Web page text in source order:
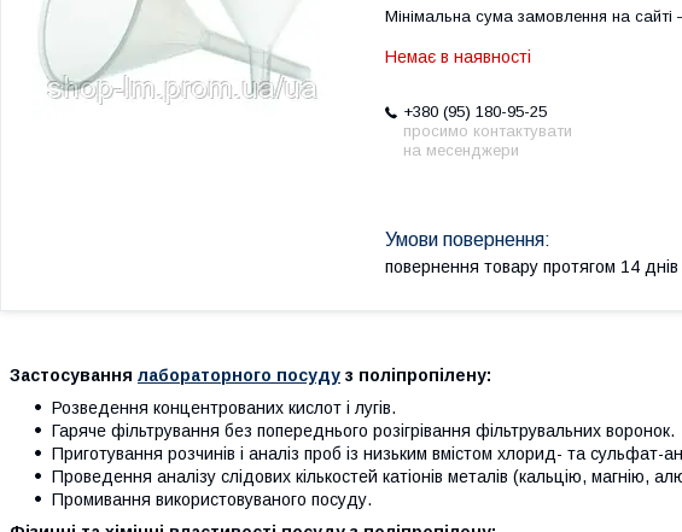
Мінімальна сума замовлення на
Немає в наявності
+380 (95) 180-95-25
просимо контактувати
на месенджери
повернення товару протягом 14 днів
Застосування лабораторного посуду з поліпропілену:
Розведення концентрованих кислот і лугів.
Гаряче фільтрування без попереднього розігрівання фільтрувальних воронок.
Приготування розчинів і аналіз проб із низьким вмістом хлорид- та сульфат-
Проведення аналізу слідових кількостей катіонів металів (кальцію, магнію,
Промивання використовуваного посуду.